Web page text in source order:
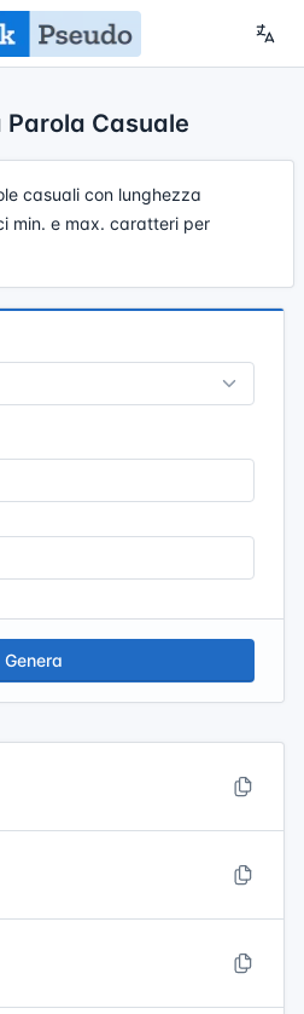
Casuale
casuali con lunghezza
min. e max. caratteri per
Genera